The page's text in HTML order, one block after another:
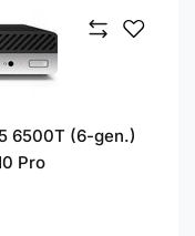
6500T (6-gen.)
Pro